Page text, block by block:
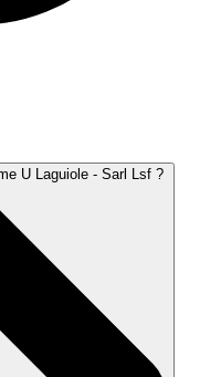
U Laguiole - Sarl Lsf ?